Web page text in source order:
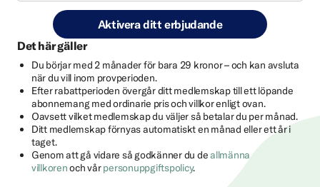
Aktivera ditt erbjudande
Det här gäller
Du börjar med 2 månader för bara 29 kronor – och kan avsluta
när du vill inom provperioden.
Efter rabattperioden övergår ditt medlemskap till ett löpande
abonnemang med ordinarie pris och villkor enligt ovan.
Oavsett vilket medlemskap du väljer så betalar du per månad.
Ditt medlemskap förnyas automatiskt en månad eller ett år i
taget.
Genom att gå vidare så godkänner du deallmänna
villkorenoch vårpersonuppgiftspolicy.